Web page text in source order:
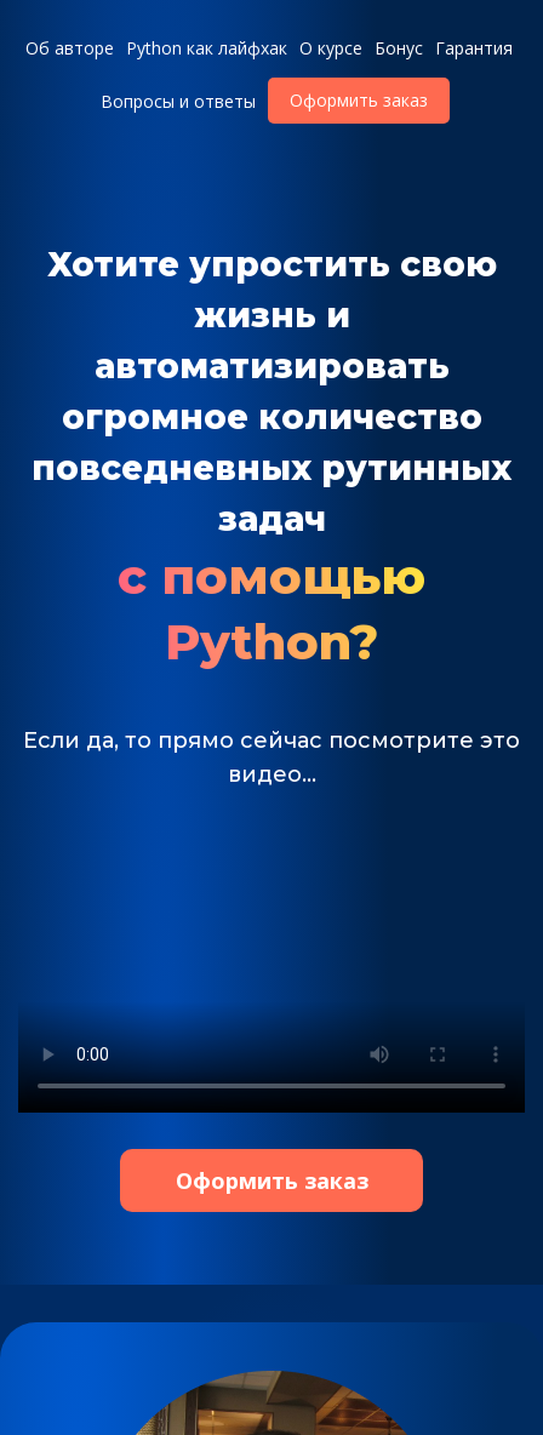
Об авторе Python как лайфхак О курсе Бонус Гарантия
Вопросы и ответы Оформить заказ
Хотите упростить свою
жизнь и
автоматизировать
огромное количество
повседневных рутинных
задач
с помощью
Python?
Если да, то прямо сейчас посмотрите это
видео…
Оформить заказ